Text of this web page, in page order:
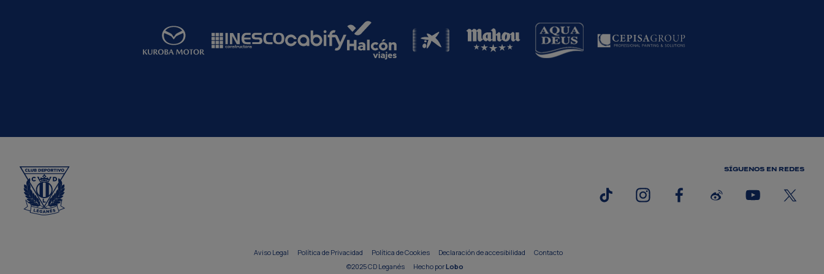
SÍGUENOS EN REDES
Aviso Legal Política de Privacidad Política de Cookies Declaración de accesibilidad
Contacto
©2025 CD Leganés
Hecho porLobo